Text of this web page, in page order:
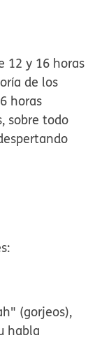
12 y 16 horas
de los
horas
sobre todo
(gorjeos),
habla